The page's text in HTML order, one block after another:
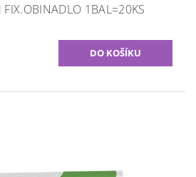
1BAL=20KS